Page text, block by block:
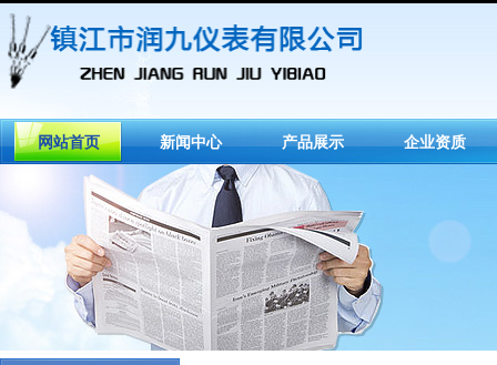
网站首页 新闻中心 产品展示 企业资质